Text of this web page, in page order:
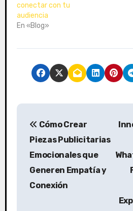
conectar con tu
audiencia
En «Blog»
N
Cómo Crear
Piezas Publicitarias
Emocionales que
Generen Empatía y
Conexión